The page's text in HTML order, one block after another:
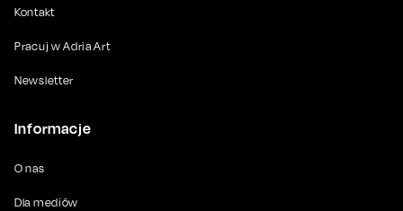
Kontakt
Pracuj w Adria Art
Newsletter
Informacje
O nas
Dla mediów